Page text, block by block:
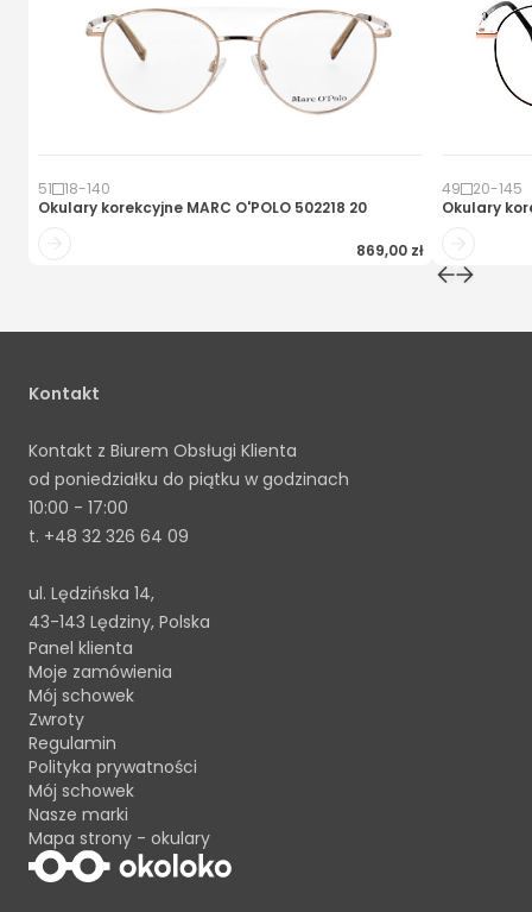
51 18-140
Okulary korekcyjne MARC O'POLO 502218 20
869,00 zł
49 20-145
Okulary
Kontakt
Kontakt z Biurem Obsługi Klienta
od poniedziałku do piątku w godzinach
10:00 - 17:00
t. +48 32 326 64 09
ul. Lędzińska 14,
43-143 Lędziny, Polska
Panel klienta
Moje zamówienia
Mój schowek
Zwroty
Regulamin
Polityka prywatności
Mój schowek
Nasze marki
Mapa strony - okulary